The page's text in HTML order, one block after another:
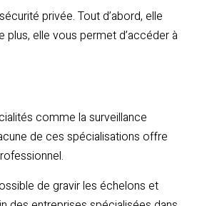
privée. Tout d’abord, elle
elle vous permet d’accéder à
comme la surveillance
de ces spécialisations offre
de gravir les échelons et